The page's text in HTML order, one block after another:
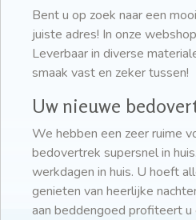
Bent u op zoek naar een
juiste adres! In onze
Leverbaar in diverse
smaak vast en zeker tussen!
Uw nieuwe
We hebben een zeer ruime
bedovertrek supersnel in
werkdagen in huis. U hoeft
genieten van heerlijke
aan beddengoed profiteert u